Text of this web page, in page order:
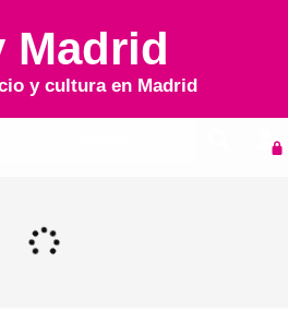
Madrid
y cultura en Madrid